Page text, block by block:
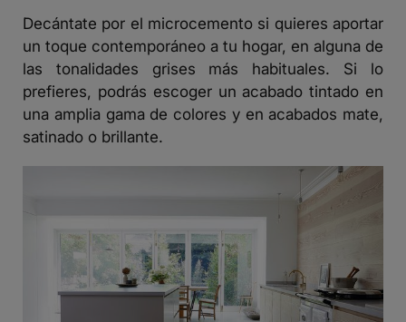
Decántate por el microcemento si quieres aportar
un toque contemporáneo a tu hogar, en alguna de
las tonalidades grises más habituales. Si lo
prefieres, podrás escoger un acabado tintado en
una amplia gama de colores y en acabados mate,
satinado o brillante.